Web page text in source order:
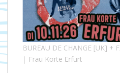
BUREAU DE CHANGE [UK] +
| Frau Korte Erfurt